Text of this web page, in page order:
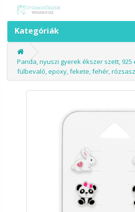
Kategóriák
Panda, nyuszi gyerek ékszer szett, 925
fülbevaló, epoxy, fekete, fehér,